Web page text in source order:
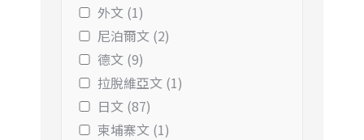
外文 (1)
尼泊爾文 (2)
德文 (9)
拉脫維亞文 (1)
日文 (87)
柬埔寨文 (1)